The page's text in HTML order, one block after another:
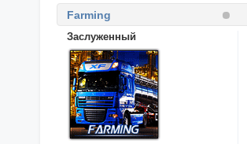
Farming
Заслуженный